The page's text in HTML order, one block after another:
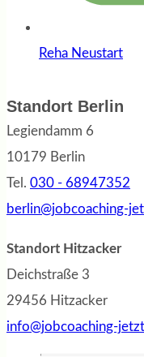
Reha Neustart
Standort Berlin
Legiendamm 6
10179 Berlin
Tel. 030 - 68947352
berlin@jobcoaching-
Standort Hitzacker
Deichstraße 3
29456 Hitzacker
info@jobcoaching-